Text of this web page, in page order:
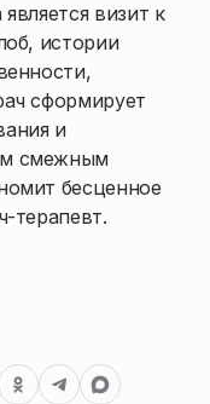
визит к
истории
сформирует
и
смежным
бесценное
терапевт.